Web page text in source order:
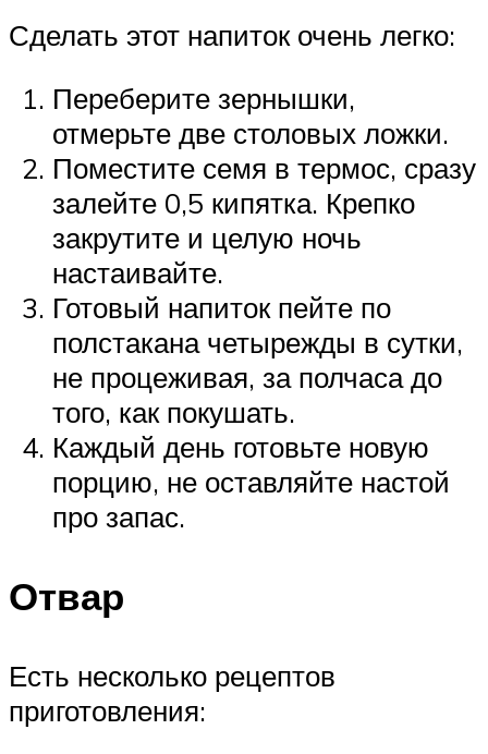
Сделать этот напиток очень легко:
Переберите зернышки,
отмерьте две столовых ложки.
Поместите семя в термос, сразу
залейте 0,5 кипятка. Крепко
закрутите и целую ночь
настаивайте.
Готовый напиток пейте по
полстакана четырежды в сутки,
не процеживая, за полчаса до
того, как покушать.
Каждый день готовьте новую
порцию, не оставляйте настой
про запас.
Отвар
Есть несколько рецептов
приготовления: